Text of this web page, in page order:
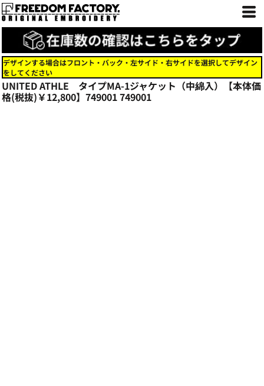
デザインする場合はフロント・バック・左サイド・右サイドを選択してデザイン
をしてください
UNITED ATHLE タイプMA-1ジャケット（中綿入）【本体価
格(税抜)￥12,800】749001749001